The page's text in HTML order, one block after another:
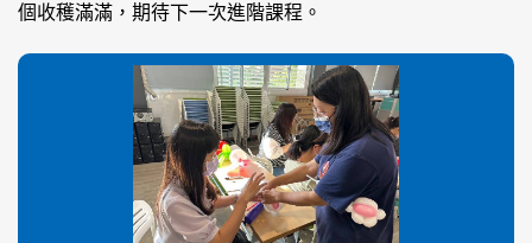
個收穫滿滿，期待下一次進階課程。